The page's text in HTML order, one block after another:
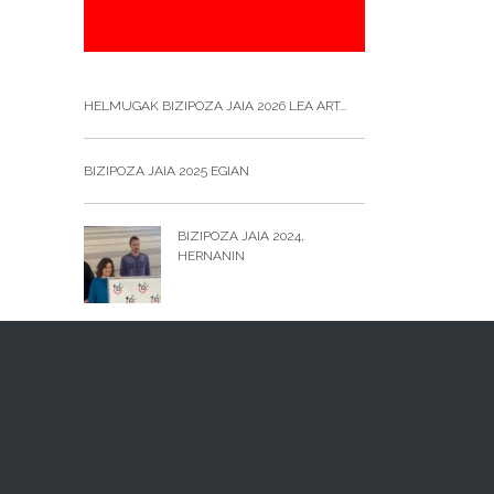
HELMUGAK BIZIPOZA JAIA 2026 LEA ART...
BIZIPOZA JAIA 2025 EGIAN
BIZIPOZA JAIA 2024,
HERNANIN